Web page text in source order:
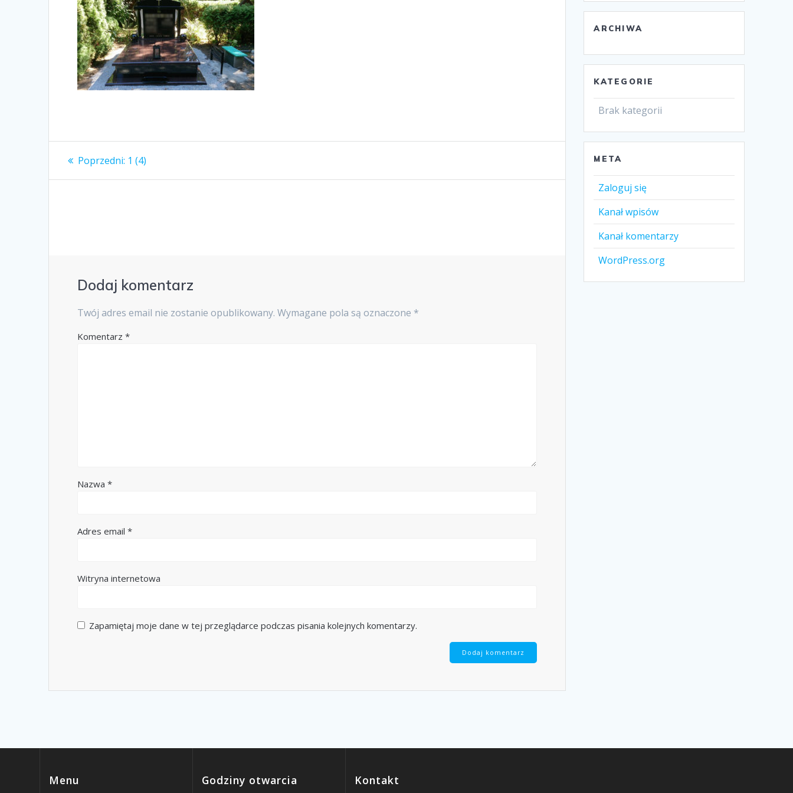
Nawigacja
wpisu
Poprzedni: Poprzedni
1 (4)
Dodaj komentarz
Twój adres email nie zostanie opublikowany. Wymagane pola są oznaczone *
Komentarz*
Nazwa*
Adres email*
Witryna internetowa
Zapamiętaj moje dane w tej przeglądarce podczas pisania kolejnych komentarzy.
ARCHIWA
KATEGORIE
Brak kategorii
META
Zaloguj się
Kanał wpisów
Kanał komentarzy
WordPress.org
Menu Godziny otwarcia Kontakt